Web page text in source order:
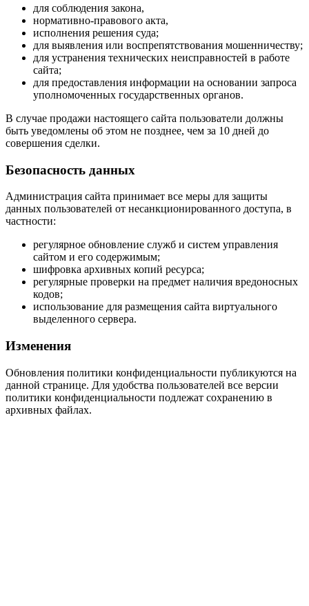
для соблюдения закона,
нормативно-правового акта,
исполнения решения суда;
для выявления или воспрепятствования мошенничеству;
для устранения технических неисправностей в работе
сайта;
для предоставления информации на основании запроса
уполномоченных государственных органов.
В случае продажи настоящего сайта пользователи должны
быть уведомлены об этом не позднее, чем за 10 дней до
совершения сделки.
Безопасность данных
Администрация сайта принимает все меры для защиты
данных пользователей от несанкционированного доступа, в
частности:
регулярное обновление служб и систем управления
сайтом и его содержимым;
шифровка архивных копий ресурса;
регулярные проверки на предмет наличия вредоносных
кодов;
использование для размещения сайта виртуального
выделенного сервера.
Изменения
Обновления политики конфиденциальности публикуются на
данной странице. Для удобства пользователей все версии
политики конфиденциальности подлежат сохранению в
архивных файлах.